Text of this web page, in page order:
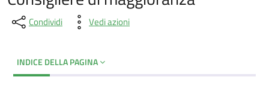
Condividi Vedi azioni
INDICE DELLA PAGINA